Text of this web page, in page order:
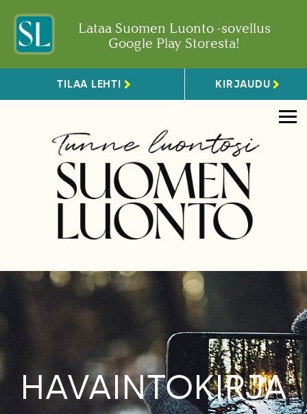
Lataa Suomen Luonto -sovellus
Google Play Storesta!
TILAA LEHTI KIRJAUDU
HAVAINTOKIRJA